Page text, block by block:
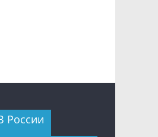
России